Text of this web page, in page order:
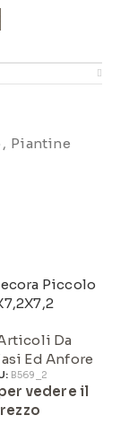
, Piantine
Piccolo
Da
Ed Anfore
B569_2
vedere il